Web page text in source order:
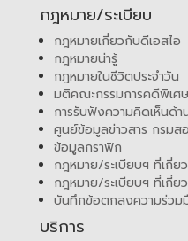
กฎหมาย/ระเบียบ
กฎหมายเกี่ยวกับดีเอสไอ
กฎหมายน่ารู้
กฎหมายในชีวิตประจำวัน
มติคณะกรรมการคดีพิเศษ
การรับฟังความคิดเห็นด้า
ศูนย์ข้อมูลข่าวสาร กรม
ข้อมูลกราฟิก
กฎหมาย/ระเบียบฯ ที่เกี่
กฎหมาย/ระเบียบฯ ที่เกี่ย
บันทึกข้อตกลงความร่วม
บริการ